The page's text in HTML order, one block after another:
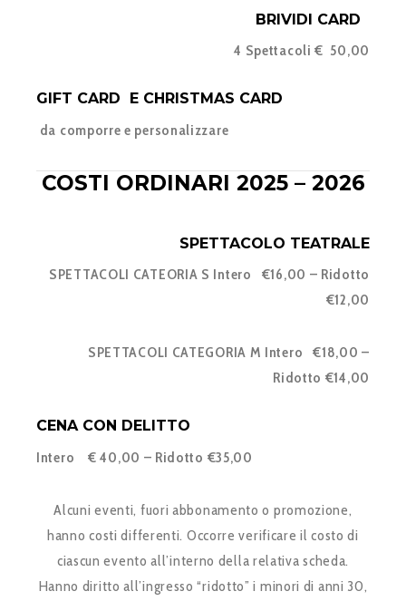
BRIVIDI CARD
4 Spettacoli € 50,00
GIFT CARD E CHRISTMAS CARD
da comporre e personalizzare
COSTI ORDINARI 2025 – 2026
SPETTACOLO TEATRALE
SPETTACOLI CATEORIA S Intero €16,00 – Ridotto
€12,00
SPETTACOLI CATEGORIA M Intero €18,00 –
Ridotto €14,00
CENA CON DELITTO
Intero € 40,00 – Ridotto €35,00
Alcuni eventi, fuori abbonamento o promozione,
hanno costi differenti. Occorre verificare il costo di
ciascun evento all’interno della relativa scheda.
Hanno diritto all’ingresso “ridotto” i minori di anni 30,